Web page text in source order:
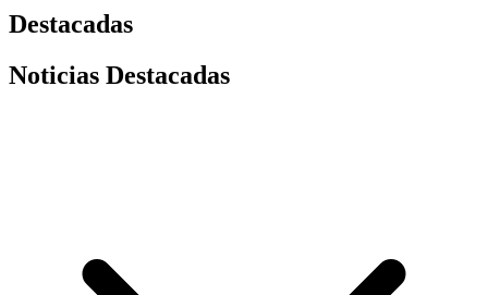
Destacadas
Noticias Destacadas